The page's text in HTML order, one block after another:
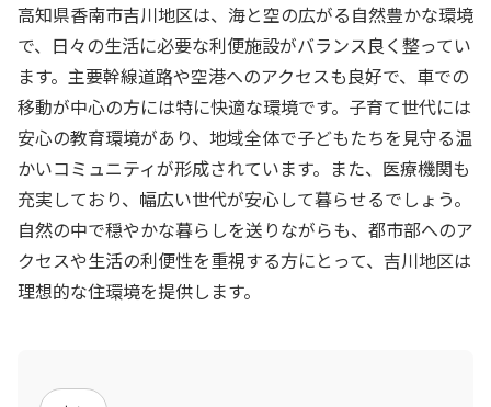
高知県香南市吉川地区は、海と空の広がる自然豊かな環境
で、日々の生活に必要な利便施設がバランス良く整ってい
ます。主要幹線道路や空港へのアクセスも良好で、車での
移動が中心の方には特に快適な環境です。子育て世代には
安心の教育環境があり、地域全体で子どもたちを見守る温
かいコミュニティが形成されています。また、医療機関も
充実しており、幅広い世代が安心して暮らせるでしょう。
自然の中で穏やかな暮らしを送りながらも、都市部へのア
クセスや生活の利便性を重視する方にとって、吉川地区は
理想的な住環境を提供します。